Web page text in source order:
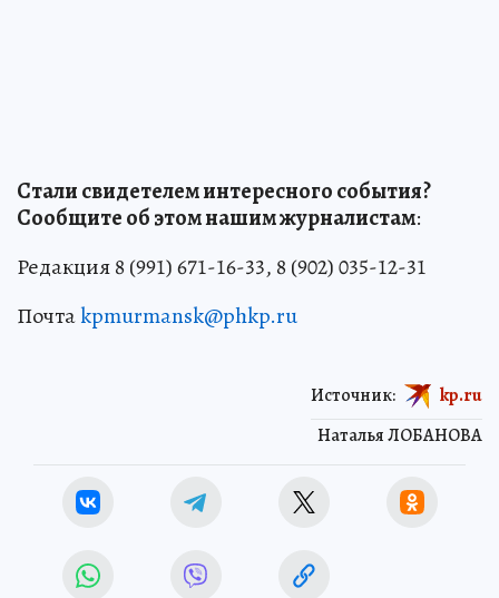
Стали свидетелем интересного события?
Сообщите об этом нашим журналистам:
Редакция 8 (991) 671-16-33, 8 (902) 035-12-31
Почтаkpmurmansk@phkp.ru
Наталья ЛОБАНОВА
Источник: kp.ru